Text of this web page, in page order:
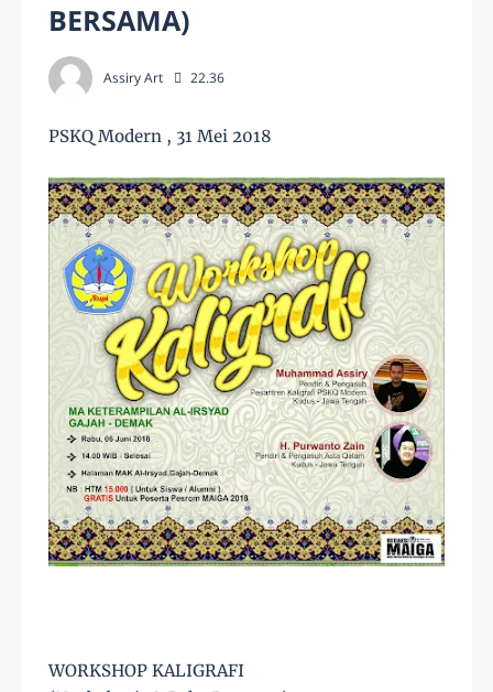
BERSAMA)
Assiry Art 22.36
PSKQ Modern , 31 Mei 2018
WORKSHOP KALIGRAFI